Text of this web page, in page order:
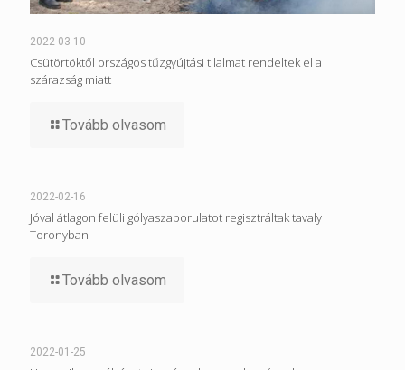
2022-03-10
Csütörtöktől országos tűzgyújtási tilalmat rendeltek el a
szárazság miatt
Tovább olvasom
2022-02-16
Jóval átlagon felüli gólyaszaporulatot regisztráltak tavaly
Toronyban
Tovább olvasom
2022-01-25